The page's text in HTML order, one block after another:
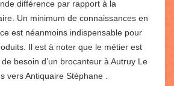
différence par rapport à la
Un minimum de connaissances en
est néanmoins indispensable pour
Il est à noter que le métier est
besoin d’un brocanteur à Autruy Le
vers Antiquaire Stéphane .